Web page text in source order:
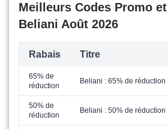
Meilleurs Codes Promo
Beliani Août 2026
Rabais Titre
65% de
réduction
Beliani : 65% de réduction
50% de
réduction
Beliani : 50% de réduction